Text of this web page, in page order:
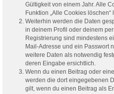
Gültigkeit von einem Jahr. Alle
Funktion „Alle Cookies löschen“
Weiterhin werden die Daten
in deinem Profil oder deinem
Registrierung sind mindestens
Mail-Adresse und ein Passwort
weitere Daten als notwendig
deren Eingabe ersichtlich.
Wenn du einen Beitrag oder
werden die dort eingegebenen
gilt, wenn du einen Beitrag als